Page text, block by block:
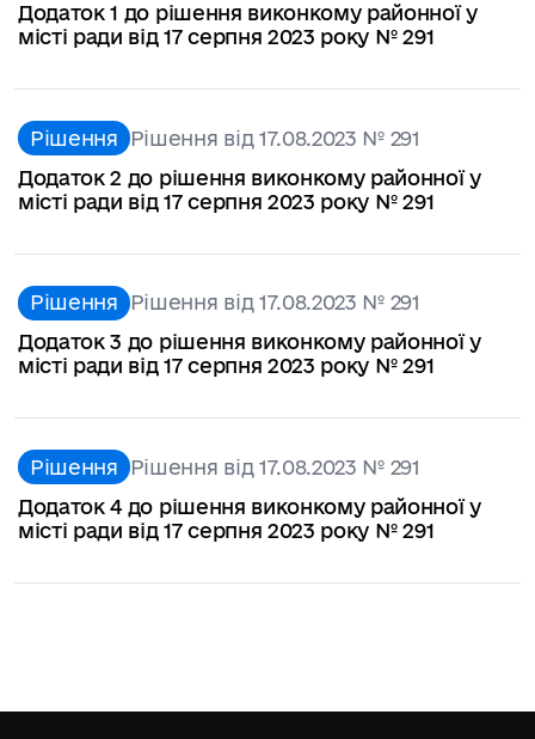
Додаток 1 до рішення виконкому районної у
місті ради від 17 серпня 2023 року № 291
Рішення Рішення від 17.08.2023 № 291
Додаток 2 до рішення виконкому районної у
місті ради від 17 серпня 2023 року № 291
Рішення Рішення від 17.08.2023 № 291
Додаток 3 до рішення виконкому районної у
місті ради від 17 серпня 2023 року № 291
Рішення Рішення від 17.08.2023 № 291
Додаток 4 до рішення виконкому районної у
місті ради від 17 серпня 2023 року № 291